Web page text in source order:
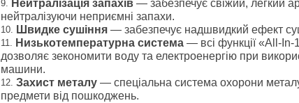
Нейтралізація запахів — забезпечує свіжий, легкий
нейтралізуючи неприємні запахи.
Швидке сушіння — забезпечує надшвидкий ефект
Низькотемпературна система — всі функції «All-
дозволяє зекономити воду та електроенергію при
машини.
Захист металу — спеціальна система охорони
предмети від пошкоджень.